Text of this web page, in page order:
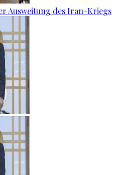
Ausweitung des Iran-Kriegs